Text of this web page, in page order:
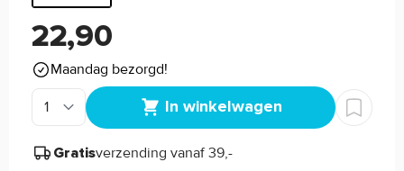
22,90
Maandag bezorgd!
In winkelwagen
Gratisverzending vanaf 39,-